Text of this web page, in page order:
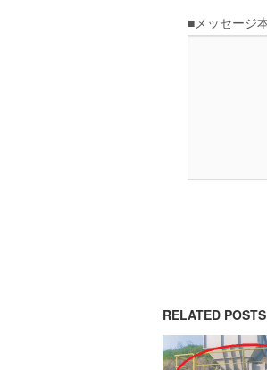
RELATED POSTS